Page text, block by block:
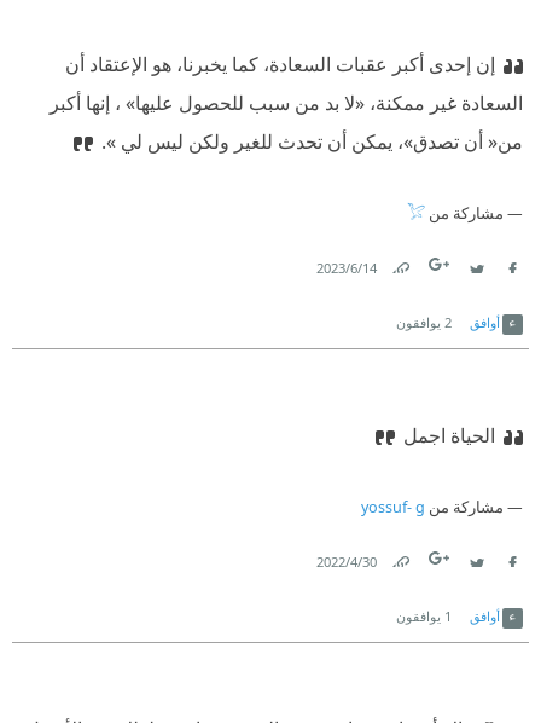
إن إحدى أكبر عقبات السعادة، كما يخبرنا، هو الإعتقاد أن
السعادة غير ممكنة، «لا بد من سبب للحصول عليها» ، إنها أكبر
من« أن تصدق»، يمكن أن تحدث للغير ولكن ليس لي ».⁠‫
مشاركة من
14‏/6‏/2023
أوافق 2 يوافقون
الحياة اجمل
مشاركة من yossuf- g
30‏/4‏/2022
أوافق 1 يوافقون